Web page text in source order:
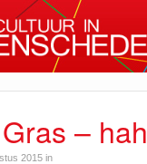
– hah
2015 in